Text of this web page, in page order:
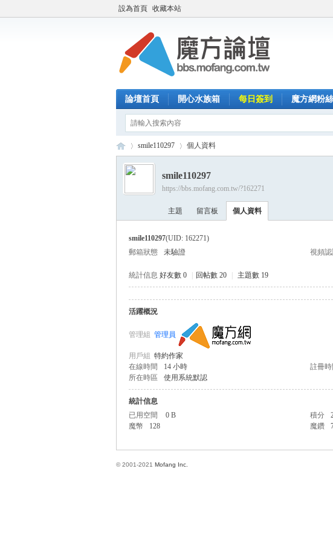
設為首頁 收藏本站
論壇首頁 開心水族箱 每日簽到 魔方網粉
›
smile110297 個人資料
smile110297
https://bbs.mofang.com.tw/?162271
主題 留言板 個人資料
smile110297(UID: 162271)
郵箱狀態
未驗證 視頻
統計信息 好友數 0 回帖數 20 主題數 19
活躍概況
管理組 管理員
用戶組 特約作家
在線時間
14 小時 註冊時
所在時區
使用系統默認
統計信息
已用空間
0 B 積分
魔幣
128 魔鑽
© 2001-2021 Mofang Inc.